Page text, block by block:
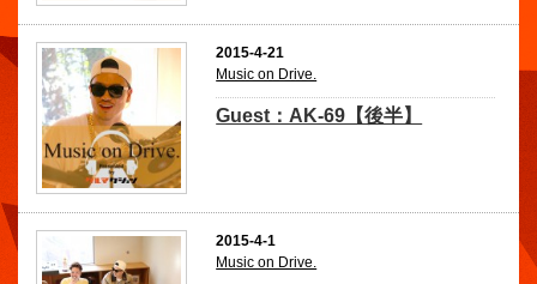
2015-4-21
Music on Drive.
Guest：AK-69【後半】
2015-4-1
Music on Drive.